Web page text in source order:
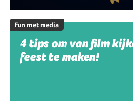
Fun met media
4 tips om van film
feest te maken!